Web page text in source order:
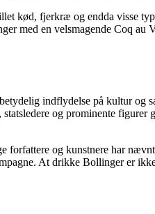
kød, fjerkræ og endda visse
med en velsmagende Coq
indflydelse på kultur
og prominente
og kunstnere har
At drikke Bollinger er